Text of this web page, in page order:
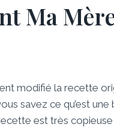
Ma
modifié la recette
savez ce qu’est
est très